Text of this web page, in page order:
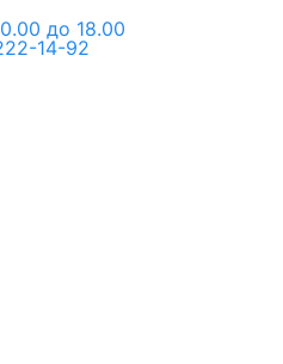
до 18.00
14-92